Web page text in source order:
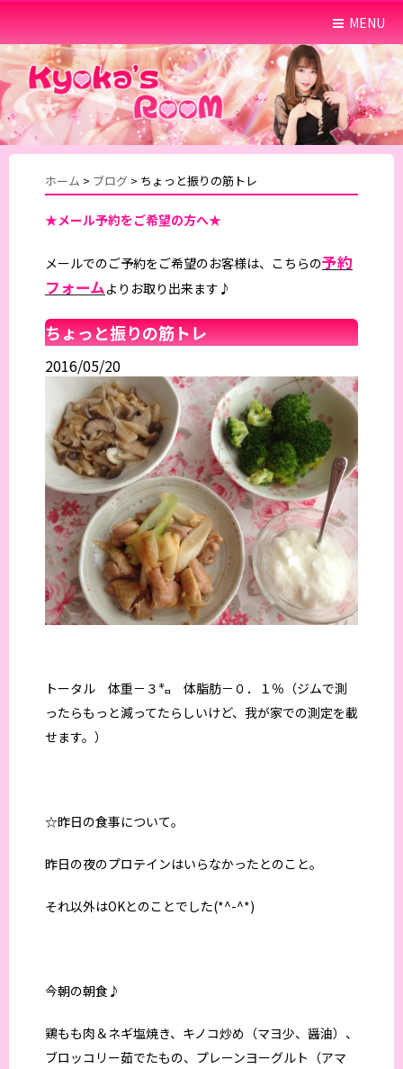
MENU
ホーム > ブログ > ちょっと振りの筋トレ
★メール予約をご希望の方へ★
メールでのご予約をご希望のお客様は、こちらの予約
フォームよりお取り出来ます♪
ちょっと振りの筋トレ
2016/05/20
トータル 体重－３㌔ 体脂肪－０．１％（ジムで測
ったらもっと減ってたらしいけど、我が家での測定を載
せます。）
☆昨日の食事について。
昨日の夜のプロテインはいらなかったとのこと。
それ以外はOKとのことでした(*^-^*)
今朝の朝食♪
鶏もも肉＆ネギ塩焼き、キノコ炒め（マヨ少、醤油）、
ブロッコリー茹でたもの、プレーンヨーグルト（アマ